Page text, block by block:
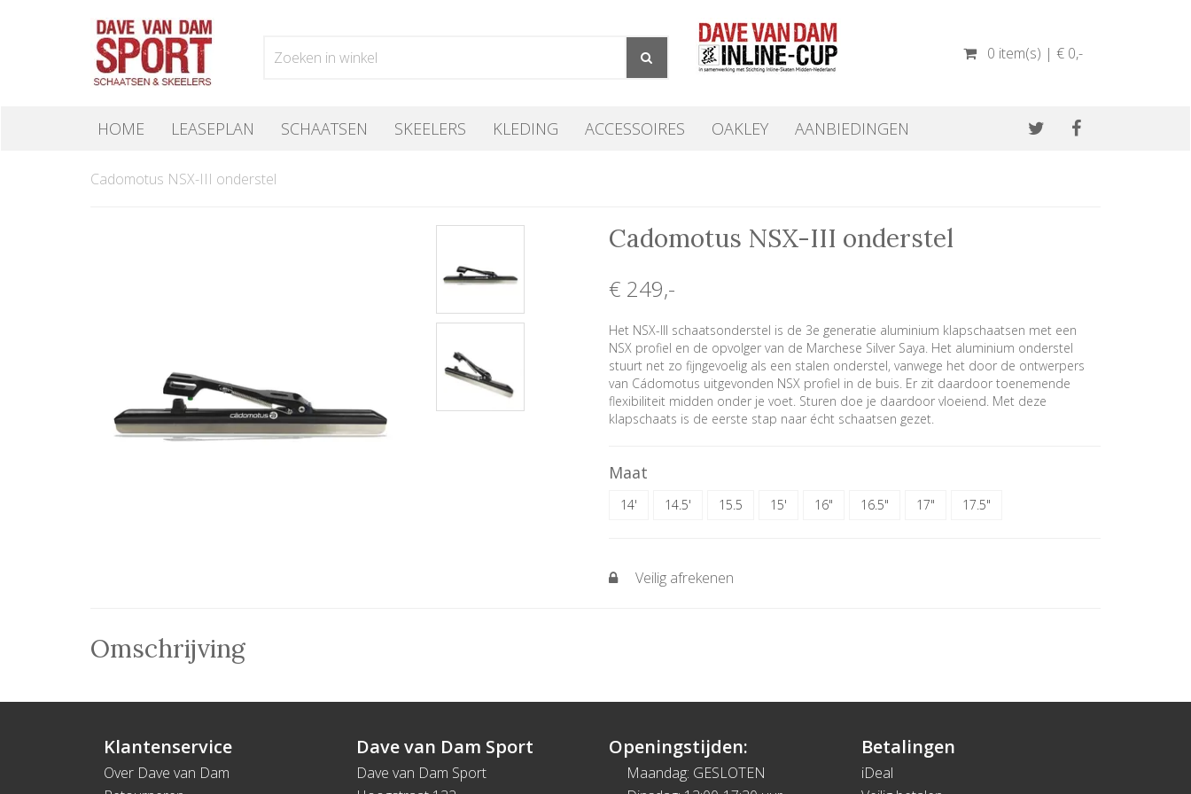
0 item(s) | € 0,-
HOME LEASEPLAN SCHAATSEN SKEELERS KLEDING ACCESSOIRES OAKLEY AANBIEDINGEN
Cadomotus NSX-III onderstel
Cadomotus NSX-III onderstel
€ 249,-
Het NSX-III schaatsonderstel is de 3e generatie aluminium klapschaatsen met een
NSX profiel en de opvolger van de Marchese Silver Saya. Het aluminium onderstel
stuurt net zo fijngevoelig als een stalen onderstel, vanwege het door de ontwerpers
van Cádomotus uitgevonden NSX profiel in de buis. Er zit daardoor toenemende
flexibiliteit midden onder je voet. Sturen doe je daardoor vloeiend. Met deze
klapschaats is de eerste stap naar écht schaatsen gezet.
Maat
14' 14.5' 15.5 15' 16" 16.5" 17" 17.5"
Veilig afrekenen
Omschrijving
Klantenservice
Over Dave van Dam
Dave van Dam Sport
Dave van Dam Sport
Openingstijden:
Maandag: GESLOTEN
Betalingen
iDeal